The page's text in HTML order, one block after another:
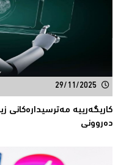
29/11/2025
كاریگەرییە
دەروونی